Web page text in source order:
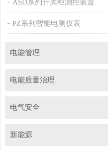
ASD系列开关柜测控装置
PZ系列智能电测仪表
电能管理
电能质量治理
电气安全
新能源